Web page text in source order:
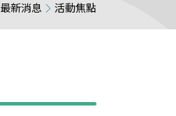
最新消息 活動焦點